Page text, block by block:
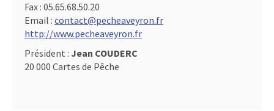
Fax : 05.65.68.50.20
Email : contact@pecheaveyron.fr
http://www.pecheaveyron.fr
Président : Jean COUDERC
20 000 Cartes de Pêche